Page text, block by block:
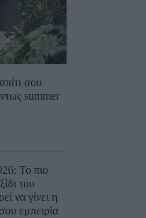
σου
summer
Το πιο
του
να γίνει η
εμπειρία